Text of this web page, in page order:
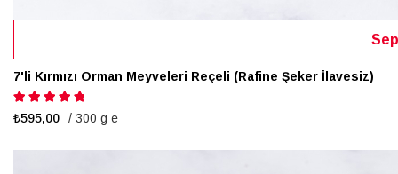
7'li Kırmızı Orman Meyveleri Reçeli (Rafine Şeker İlavesiz)
Puanlama:
₺595,00 / 300 g e